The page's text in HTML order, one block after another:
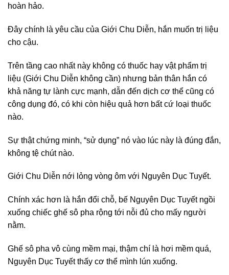
hoàn hảo.
Đây chính là yêu cầu của Giới Chu Diễn, hắn muốn trị liệu
cho cậu.
Trên tầng cao nhất này không có thuốc hay vật phẩm trị
liệu (Giới Chu Diễn không cần) nhưng bản thân hắn có
khả năng tự lành cực mạnh, dẫn đến dịch cơ thể cũng có
công dụng đó, có khi còn hiệu quả hơn bất cứ loại thuốc
nào.
Sự thật chứng minh, “sử dụng” nó vào lúc này là đúng đắn,
không tệ chút nào.
Giới Chu Diễn nới lỏng vòng ôm với Nguyên Dục Tuyết.
Chính xác hơn là hắn đổi chỗ, bế Nguyên Dục Tuyết ngồi
xuống chiếc ghế sô pha rộng tới nỗi đủ cho mấy người
nằm.
Ghế sô pha vô cùng mềm mại, thậm chí là hơi mềm quá,
Nguyên Dục Tuyết thấy cơ thể mình lún xuống.